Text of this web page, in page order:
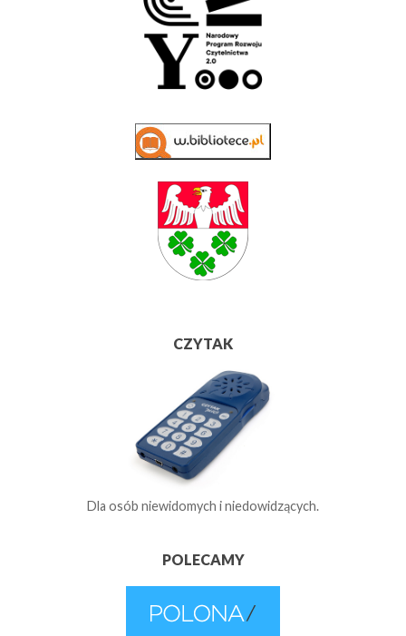
CZYTAK
Dla osób niewidomych i niedowidzących.
POLECAMY